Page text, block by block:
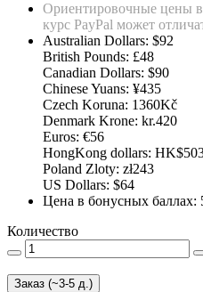
Ориентировочные цены
курс PayPal может
Australian Dollars: $92
British Pounds: £48
Canadian Dollars: $90
Chinese Yuans: ¥435
Czech Koruna: 1360Kč
Denmark Krone: kr.420
Euros: €56
HongKong dollars:
Poland Zloty: zł243
US Dollars: $64
Цена в бонусных баллах:
Количество
Заказ (~3-5 д.)